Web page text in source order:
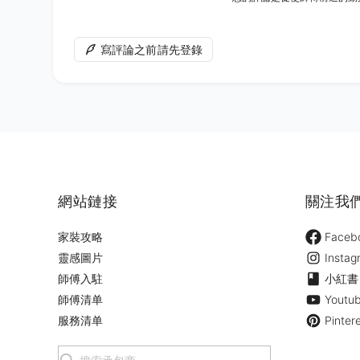
寫評論之前請先登錄
網站鏈接
家裝攻略
靈感圖片
師傅入駐
師傅清单
服務清单
關注我
小紅書